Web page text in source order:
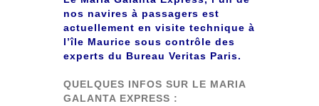
nos navires à passagers est
actuellement en visite technique à
l’île Maurice sous contrôle des
experts du Bureau Veritas Paris.
QUELQUES INFOS SUR LE MARIA
GALANTA EXPRESS :